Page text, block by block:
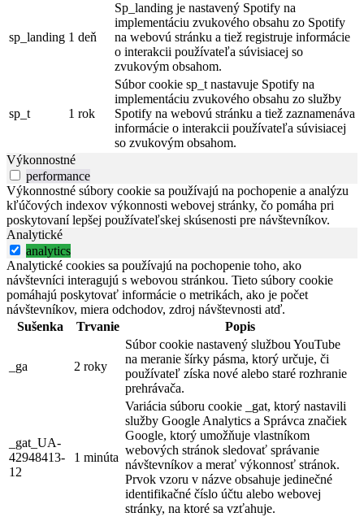
sp_landing 1 deň
Sp_landing je nastavený Spotify na
implementáciu zvukového obsahu zo Spotify
na webovú stránku a tiež registruje informácie
o interakcii používateľa súvisiacej so
zvukovým obsahom.
sp_t 1 rok
Súbor cookie sp_t nastavuje Spotify na
implementáciu zvukového obsahu zo služby
Spotify na webovú stránku a tiež zaznamenáva
informácie o interakcii používateľa súvisiacej
so zvukovým obsahom.
Výkonnostné
performance
Výkonnostné súbory cookie sa používajú na pochopenie a analýzu
kľúčových indexov výkonnosti webovej stránky, čo pomáha pri
poskytovaní lepšej používateľskej skúsenosti pre návštevníkov.
Analytické
analytics
Analytické cookies sa používajú na pochopenie toho, ako
návštevníci interagujú s webovou stránkou. Tieto súbory cookie
pomáhajú poskytovať informácie o metrikách, ako je počet
návštevníkov, miera odchodov, zdroj návštevnosti atď.
Sušenka
Trvanie Popis
_ga 2 roky
Súbor cookie nastavený službou YouTube
na meranie šírky pásma, ktorý určuje, či
používateľ získa nové alebo staré rozhranie
prehrávača.
_gat_UA-
42948413-
12
1 minúta
Variácia súboru cookie _gat, ktorý nastavili
služby Google Analytics a Správca značiek
Google, ktorý umožňuje vlastníkom
webových stránok sledovať správanie
návštevníkov a merať výkonnosť stránok.
Prvok vzoru v názve obsahuje jedinečné
identifikačné číslo účtu alebo webovej
stránky, na ktoré sa vzťahuje.